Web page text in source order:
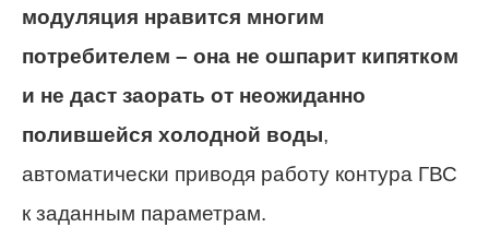
модуляция нравится многим
потребителем – она не ошпарит кипятком
и не даст заорать от неожиданно
полившейся холодной воды,
автоматически приводя работу контура ГВС
к заданным параметрам.